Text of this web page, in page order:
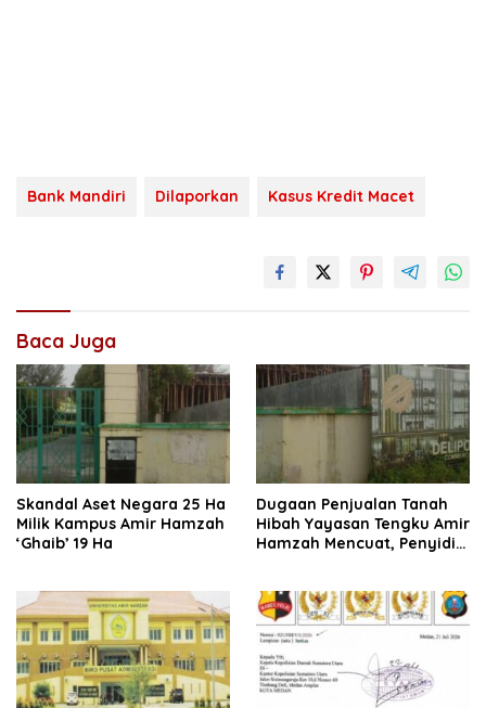
Bank Mandiri Dilaporkan Kasus Kredit Macet
Baca Juga
Skandal Aset Negara 25 Ha
Milik Kampus Amir Hamzah
‘Ghaib’ 19 Ha
Dugaan Penjualan Tanah
Hibah Yayasan Tengku Amir
Hamzah Mencuat, Penyidik